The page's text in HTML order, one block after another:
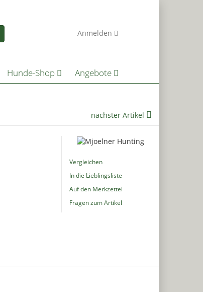
Anmelden
Hunde-Shop Angebote
nächster Artikel
Vergleichen
In die Lieblingsliste
Auf den Merkzettel
Fragen zum Artikel